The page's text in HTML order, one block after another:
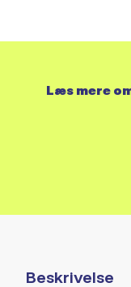
Beskrivelse
Læs mere